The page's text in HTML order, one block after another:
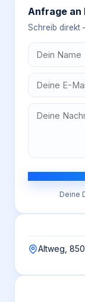
Anfrage an
Schreib direkt
Deine
Altweg,